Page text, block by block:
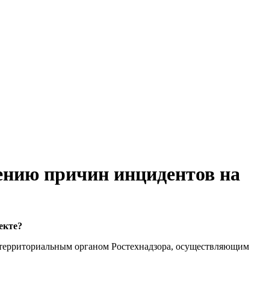
причин инцидентов на
органом Ростехнадзора, осуществляющим